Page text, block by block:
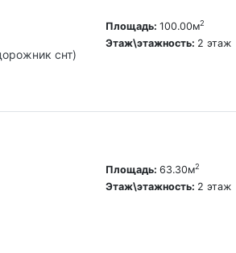
снт)
Площадь: 100.00м2
Этаж\этажность: 2 этаж
Площадь: 63.30м2
Этаж\этажность: 2 этаж